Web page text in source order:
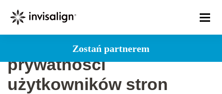
Zostań partnerem
Globalne zasady ochrony
prywatności
użytkowników stron